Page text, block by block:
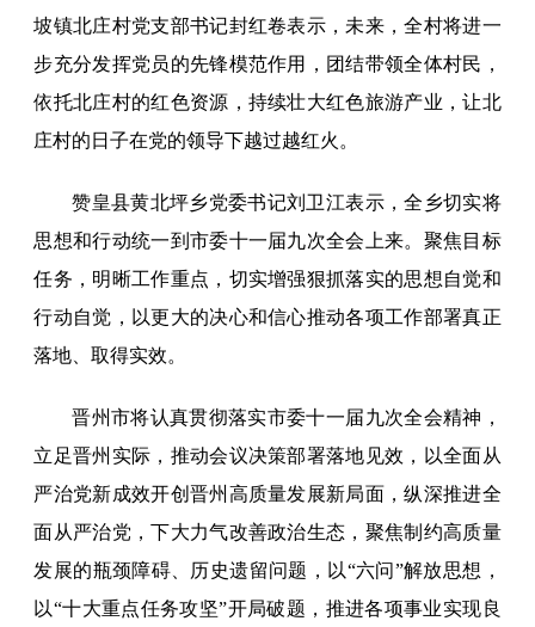
坡镇北庄村党支部书记封红卷表示，未来，全村将进一
步充分发挥党员的先锋模范作用，团结带领全体村民，
依托北庄村的红色资源，持续壮大红色旅游产业，让北
庄村的日子在党的领导下越过越红火。
赞皇县黄北坪乡党委书记刘卫江表示，全乡切实将
思想和行动统一到市委十一届九次全会上来。聚焦目标
任务，明晰工作重点，切实增强狠抓落实的思想自觉和
行动自觉，以更大的决心和信心推动各项工作部署真正
落地、取得实效。
晋州市将认真贯彻落实市委十一届九次全会精神，
立足晋州实际，推动会议决策部署落地见效，以全面从
严治党新成效开创晋州高质量发展新局面，纵深推进全
面从严治党，下大力气改善政治生态，聚焦制约高质量
发展的瓶颈障碍、历史遗留问题，以“六问”解放思想，
以“十大重点任务攻坚”开局破题，推进各项事业实现良